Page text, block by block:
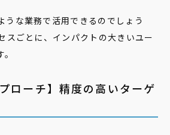
うな業務で活用できるのでしょう
スごとに、インパクトの大きいユー
ローチ】精度の高いターゲ